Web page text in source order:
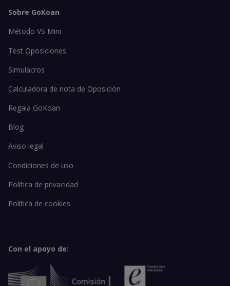
Sobre GoKoan
Método VS Mini
Test Oposiciones
Simulacros
Calculadora de nota de Oposición
Regala GoKoan
Blog
Aviso legal
Condiciones de uso
Política de privacidad
Política de cookies
Con el apoyo de: